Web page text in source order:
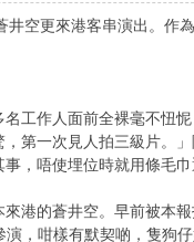
空更來港客串演出。作
工作人面前全裸毫不忸
第一次見人拍三級片。
，唔使埋位時就用條毛
港的蒼井空。早前被本
，咁樣有默契啲，隻狗